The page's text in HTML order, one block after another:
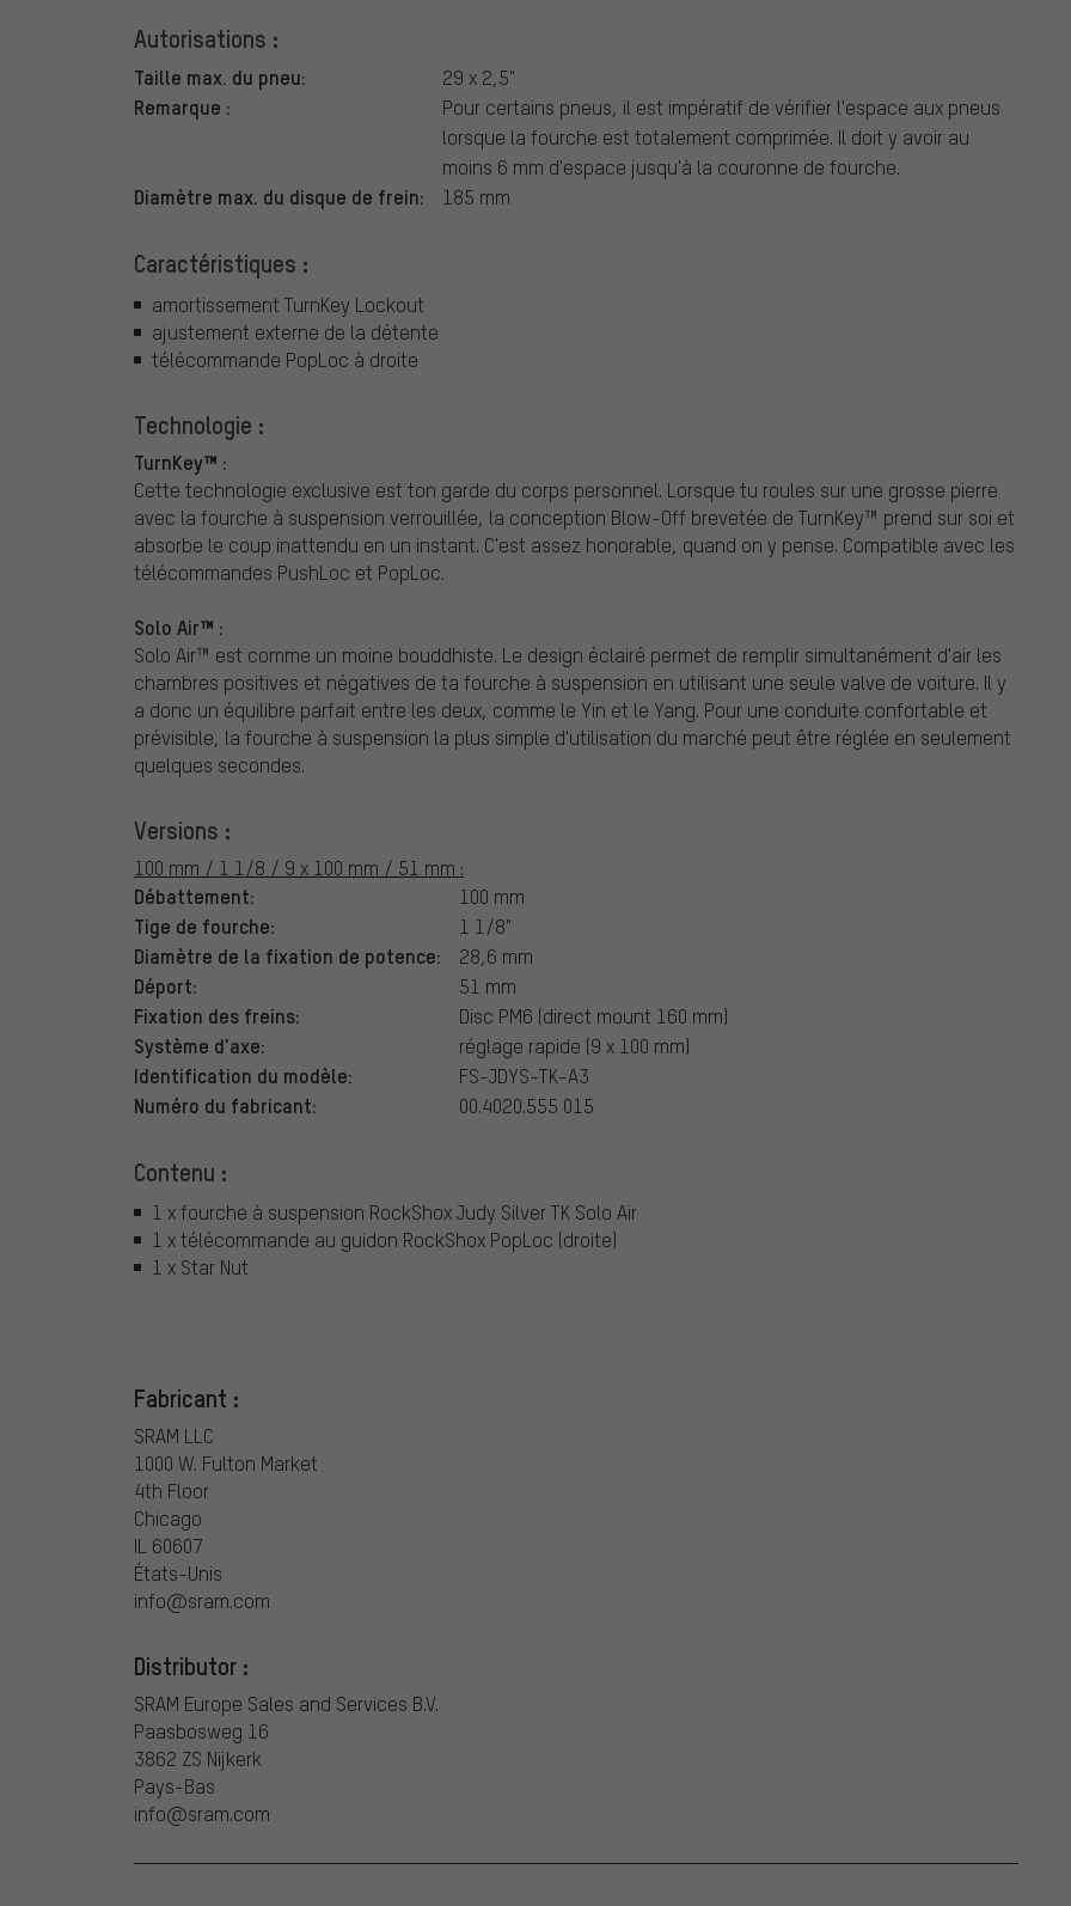
Autorisations :
Taille max. du pneu: 29 x 2,5"
Remarque :
Pour certains pneus, il est impératif de vérifier l'espace aux pneus
lorsque la fourche est totalement comprimée. Il doit y avoir au
moins 6 mm d'espace jusqu'à la couronne de fourche.
Diamètre max. du disque de frein: 185 mm
Caractéristiques :
amortissement TurnKey Lockout
ajustement externe de la détente
télécommande PopLoc à droite
Technologie :
TurnKey™ :
Cette technologie exclusive est ton garde du corps personnel. Lorsque tu roules sur une grosse pierre
avec la fourche à suspension verrouillée, la conception Blow-Off brevetée de TurnKey™ prend sur soi et
absorbe le coup inattendu en un instant. C'est assez honorable, quand on y pense. Compatible avec les
télécommandes PushLoc et PopLoc.
Solo Air™ :
Solo Air™ est comme un moine bouddhiste. Le design éclairé permet de remplir simultanément d'air les
chambres positives et négatives de ta fourche à suspension en utilisant une seule valve de voiture. Il y
a donc un équilibre parfait entre les deux, comme le Yin et le Yang. Pour une conduite confortable et
prévisible, la fourche à suspension la plus simple d'utilisation du marché peut être réglée en seulement
quelques secondes.
Versions :
100 mm / 1 1/8 / 9 x 100 mm / 51 mm :
Débattement: 100 mm
Tige de fourche: 1 1/8"
Diamètre de la fixation de potence: 28,6 mm
Déport: 51 mm
Fixation des freins: Disc PM6 (direct mount 160 mm)
Système d'axe: réglage rapide (9 x 100 mm)
Identification du modèle: FS-JDYS-TK-A3
Numéro du fabricant: 00.4020.555 015
Contenu :
1 x fourche à suspension RockShox Judy Silver TK Solo Air
1 x télécommande au guidon RockShox PopLoc (droite)
1 x Star Nut
Fabricant :
SRAM LLC
1000 W. Fulton Market
4th Floor
Chicago
IL 60607
États-Unis
info@sram.com
Distributor :
SRAM Europe Sales and Services B.V.
Paasbosweg 16
3862 ZS Nijkerk
Pays-Bas
info@sram.com